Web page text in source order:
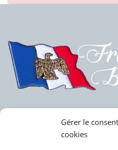
Gérer le
cookies
Politique des cookies